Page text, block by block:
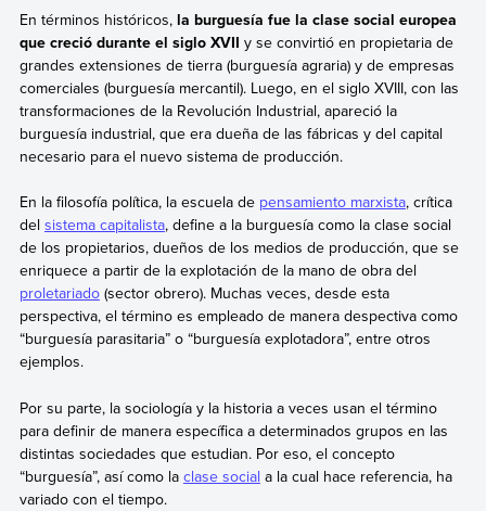
En términos históricos,la burguesía fue la clase social europea
que creció durante el siglo XVII y se convirtió en propietaria de
grandes extensiones de tierra (burguesía agraria) y de empresas
comerciales (burguesía mercantil). Luego, en el siglo XVIII, con las
transformaciones de la Revolución Industrial, apareció la
burguesía industrial, que era dueña de las fábricas y del capital
necesario para el nuevo sistema de producción.
En la filosofía política, la escuela de pensamiento marxista, crítica
del sistema capitalista, define a la burguesía como la clase social
de los propietarios, dueños de los medios de producción, que se
enriquece a partir de la explotación de la mano de obra del
proletariado(sector obrero). Muchas veces, desde esta
perspectiva, el término es empleado de manera despectiva como
“burguesía parasitaria” o “burguesía explotadora”, entre otros
ejemplos.
Por su parte, la sociología y la historia a veces usan el término
para definir de manera específica a determinados grupos en las
distintas sociedades que estudian. Por eso, el concepto
“burguesía”, así como la clase social a la cual hace referencia, ha
variado con el tiempo.